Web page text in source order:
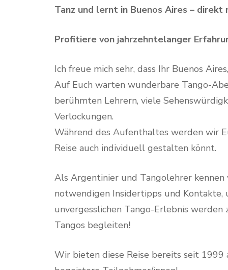
Tanz und lernt in Buenos Aires –
Profitiere von jahrzehntelanger
Ich freue mich sehr, dass Ihr Buenos
Auf Euch warten wunderbare Tango-
berühmten Lehrern, viele
Verlockungen.
Während des Aufenthaltes werden wir
Reise auch individuell gestalten könnt.
Als Argentinier und Tangolehrer
notwendigen Insidertipps und
unvergesslichen Tango-Erlebnis
Tangos begleiten!
Wir bieten diese Reise bereits seit